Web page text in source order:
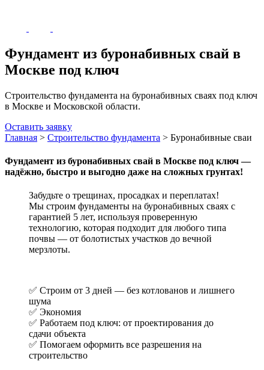
Фундамент из буронабивных свай в
Москве под ключ
Строительство фундамента на буронабивных сваях под ключ
в Москве и Московской области.
Оставить заявку
Главная > Строительство фундамента > Буронабивные сваи
Фундамент из буронабивных свай в Москве под ключ —
надёжно, быстро и выгодно даже на сложных грунтах!
Забудьте о трещинах, просадках и переплатах!
Мы строим фундаменты на буронабивных сваях с
гарантией 5 лет, используя проверенную
технологию, которая подходит для любого типа
почвы — от болотистых участков до вечной
мерзлоты.
✅ Строим от 3 дней — без котлованов и лишнего
шума
✅ Экономия
✅ Работаем под ключ: от проектирования до
сдачи объекта
✅ Помогаем оформить все разрешения на
строительство